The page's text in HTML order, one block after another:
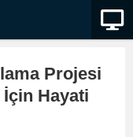
Projesi
İçin Hayati